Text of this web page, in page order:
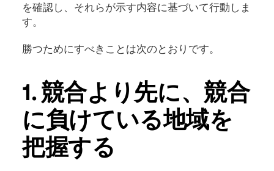
を確認し、それらが示す内容に基づいて行動しま
す。
勝つためにすべきことは次のとおりです。
1. 競合より先に、競合
に負けている地域を
把握する